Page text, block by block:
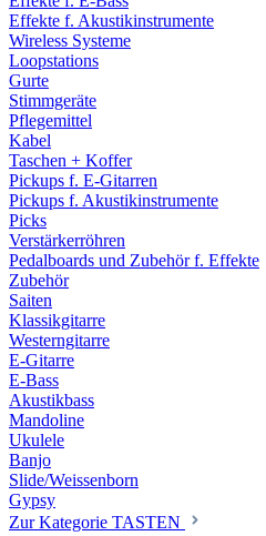
Effekte f. Akustikinstrumente
Wireless Systeme
Loopstations
Gurte
Stimmgeräte
Pflegemittel
Kabel
Taschen + Koffer
Pickups f. E-Gitarren
Pickups f. Akustikinstrumente
Picks
Verstärkerröhren
Pedalboards und Zubehör f. Effekte
Zubehör
Saiten
Klassikgitarre
Westerngitarre
E-Gitarre
E-Bass
Akustikbass
Mandoline
Ukulele
Banjo
Slide/Weissenborn
Gypsy
Zur Kategorie TASTEN